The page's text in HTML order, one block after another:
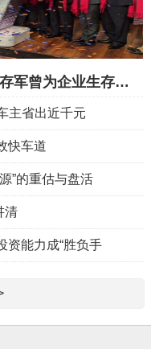
慧择保险上市：市值5亿美元 马存军曾为企业生存卖4套房
主省出近千元
快车道
”的重估与盘活
清
资能力成“胜负手